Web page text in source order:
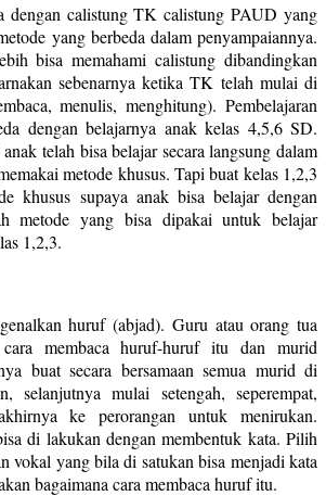
dengan calistung TK calistung PAUD yang
yang berbeda dalam penyampaiannya.
bisa memahami calistung dibandingkan
sebenarnya ketika TK telah mulai di
menulis, menghitung). Pembelajaran
dengan belajarnya anak kelas 4,5,6 SD.
telah bisa belajar secara langsung dalam
metode khusus. Tapi buat kelas 1,2,3
khusus supaya anak bisa belajar dengan
metode yang bisa dipakai untuk belajar
1,2,3.
huruf (abjad). Guru atau orang tua
membaca huruf-huruf itu dan murid
buat secara bersamaan semua murid di
selanjutnya mulai setengah, seperempat,
ke perorangan untuk menirukan.
di lakukan dengan membentuk kata. Pilih
vokal yang bila di satukan bisa menjadi kata
bagaimana cara membaca huruf itu.